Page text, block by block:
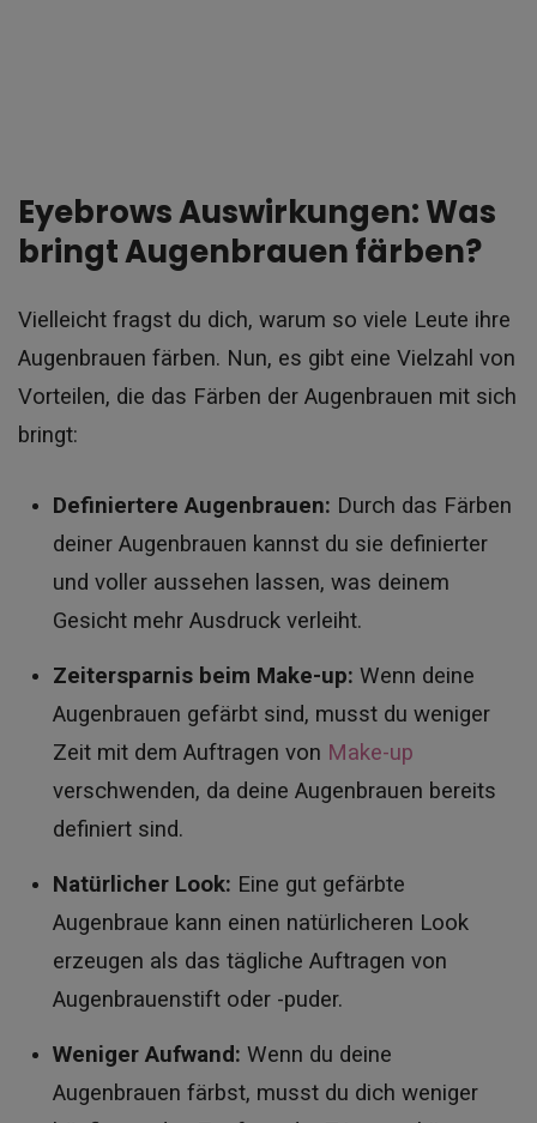
Eyebrows Auswirkungen: Was
bringt Augenbrauen färben?
Vielleicht fragst du dich, warum so viele Leute ihre
Augenbrauen färben. Nun, es gibt eine Vielzahl von
Vorteilen, die das Färben der Augenbrauen mit sich
bringt:
Definiertere Augenbrauen: Durch das Färben
deiner Augenbrauen kannst du sie definierter
und voller aussehen lassen, was deinem
Gesicht mehr Ausdruck verleiht.
Zeitersparnis beim Make-up: Wenn deine
Augenbrauen gefärbt sind, musst du weniger
Zeit mit dem Auftragen von Make-up
verschwenden, da deine Augenbrauen bereits
definiert sind.
Natürlicher Look: Eine gut gefärbte
Augenbraue kann einen natürlicheren Look
erzeugen als das tägliche Auftragen von
Augenbrauenstift oder -puder.
Weniger Aufwand: Wenn du deine
Augenbrauen färbst, musst du dich weniger